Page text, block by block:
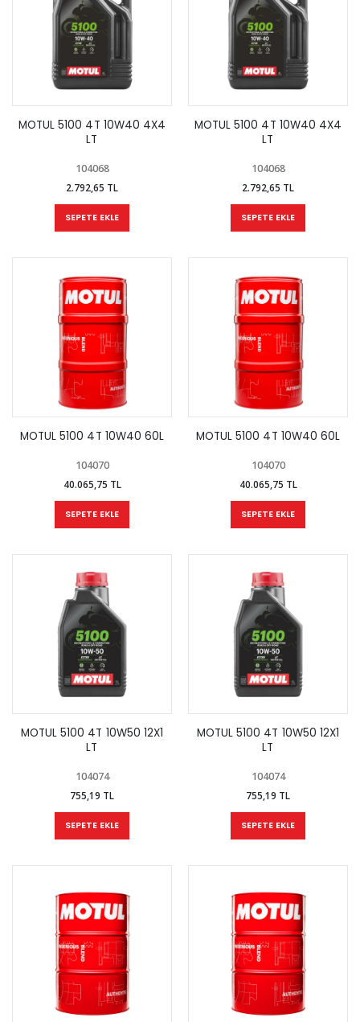
MOTUL 5100 4T 10W40 4X4
LT
104068
2.792,65 TL
SEPETE EKLE
MOTUL 5100 4T 10W40 4X4
LT
104068
2.792,65 TL
SEPETE EKLE
MOTUL 5100 4T 10W40 60L
104070
40.065,75 TL
SEPETE EKLE
MOTUL 5100 4T 10W40 60L
104070
40.065,75 TL
SEPETE EKLE
MOTUL 5100 4T 10W50 12X1
LT
104074
755,19 TL
SEPETE EKLE
MOTUL 5100 4T 10W50 12X1
LT
104074
755,19 TL
SEPETE EKLE